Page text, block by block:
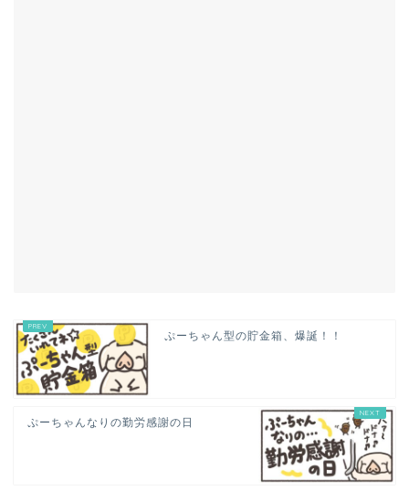
ぷーちゃん型の貯金箱、爆誕！！
ぷーちゃんなりの勤労感謝の日